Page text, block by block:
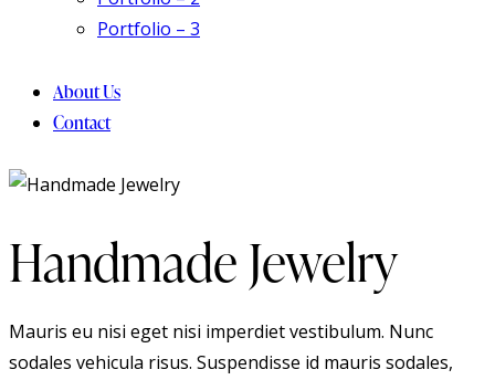
Portfolio – 3
About Us
Contact
facebook-
twitter-
instagram
Handmade Jewelry
Mauris eu nisi eget nisi imperdiet vestibulum. Nunc
sodales vehicula risus. Suspendisse id mauris sodales,